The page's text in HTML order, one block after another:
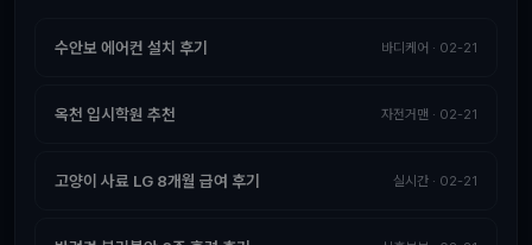
수안보 에어컨 설치 후기 바디케어 · 02-21
옥천 입시학원 추천 자전거맨 · 02-21
고양이 사료 LG 8개월 급여 후기 실시간 · 02-21